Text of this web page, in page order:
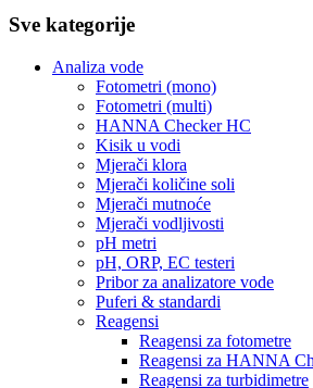
Sve kategorije
Analiza vode
Fotometri (mono)
Fotometri (multi)
HANNA Checker HC
Kisik u vodi
Mjerači klora
Mjerači količine soli
Mjerači mutnoće
Mjerači vodljivosti
pH metri
pH, ORP, EC testeri
Pribor za analizatore vode
Puferi & standardi
Reagensi
Reagensi za fotometre
Reagensi za HANNA
Reagensi za turbidimetre